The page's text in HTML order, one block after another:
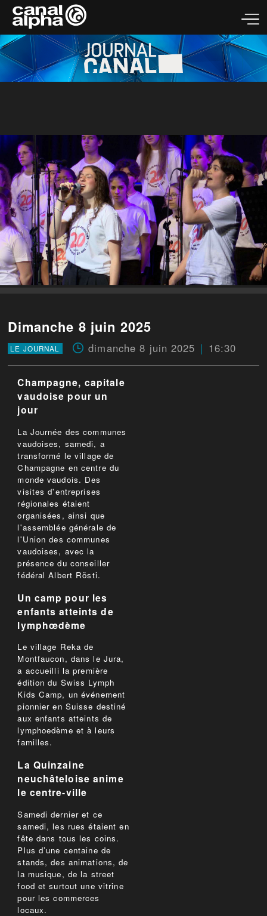
Dimanche 8 juin 2025
LE JOURNAL dimanche 8 juin 2025 16:30
Champagne, capitale
vaudoise pour un
jour
La Journée des communes
vaudoises, samedi, a
transformé le village de
Champagne en centre du
monde vaudois. Des
visites d'entreprises
régionales étaient
organisées, ainsi que
l'assemblée générale de
l'Union des communes
vaudoises, avec la
présence du conseiller
fédéral Albert Rösti.
Un camp pour les
enfants atteints de
lymphœdème
Le village Reka de
Montfaucon, dans le Jura,
a accueilli la première
édition du Swiss Lymph
Kids Camp, un événement
pionnier en Suisse destiné
aux enfants atteints de
lymphoedème et à leurs
familles.
La Quinzaine
neuchâteloise anime
le centre-ville
Samedi dernier et ce
samedi, les rues étaient en
fête dans tous les coins.
Plus d’une centaine de
stands, des animations, de
la musique, de la street
food et surtout une vitrine
pour les commerces
locaux.